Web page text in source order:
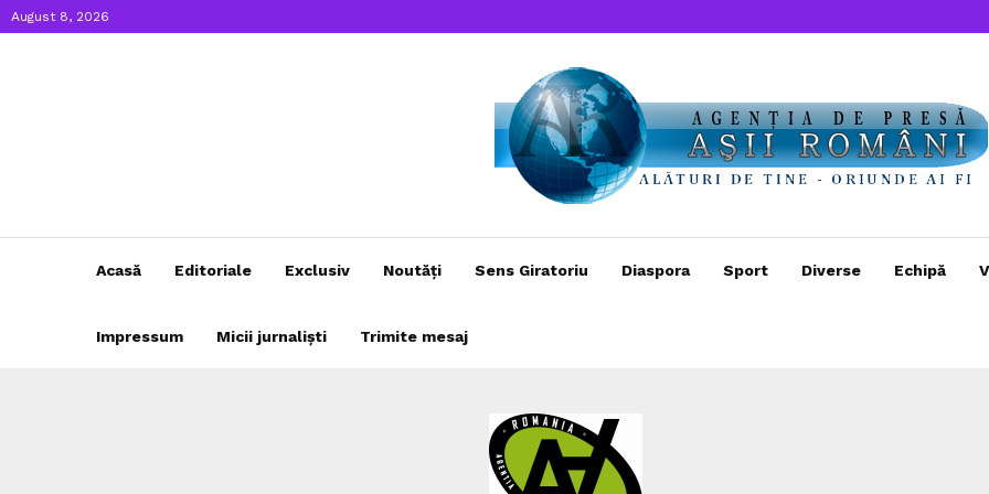
August 8, 2026
Acasă Editoriale Exclusiv Noutăți Sens Giratoriu Diaspora Sport Diverse Echipă
Impressum Micii jurnaliști Trimite mesaj